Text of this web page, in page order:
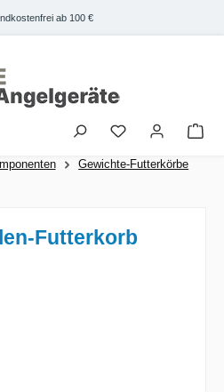
ab 100 €
Gewichte-Futterkörbe
Futterkorb